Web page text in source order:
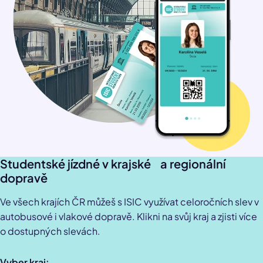
Relax a Low-cost. Neplatí pro třídu Business.
U Leo Expressu sleva platí pro tarif Economy.
Neplatí pro Business a Premium.
Studentské jízdné v krajské a regionální
dopravě
Ve všech krajích ČR můžeš s ISIC využívat celoročních slev v
autobusové i vlakové dopravě. Klikni na svůj kraj a zjisti více
o dostupných slevách.